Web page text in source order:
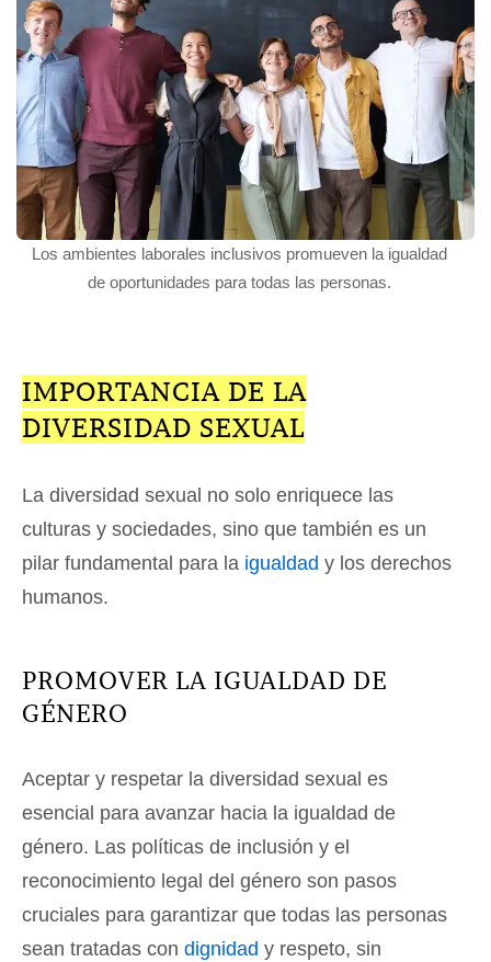
Los ambientes laborales inclusivos promueven la igualdad
de oportunidades para todas las personas.
IMPORTANCIA DE LA
DIVERSIDAD SEXUAL
La diversidad sexual no solo enriquece las
culturas y sociedades, sino que también es un
pilar fundamental para la igualdad y los derechos
humanos.
PROMOVER LA IGUALDAD DE
GÉNERO
Aceptar y respetar la diversidad sexual es
esencial para avanzar hacia la igualdad de
género. Las políticas de inclusión y el
reconocimiento legal del género son pasos
cruciales para garantizar que todas las personas
sean tratadas con dignidad y respeto, sin